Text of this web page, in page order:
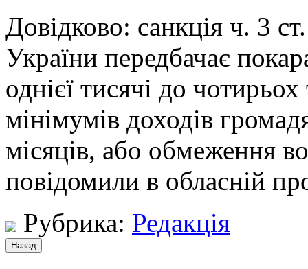
Довідково: санкція ч. 3
України передбачає
однієї тисячі до
мінімумів доходів
місяців, або обмеження
повідомили в обласній
Рубрика: Редакція